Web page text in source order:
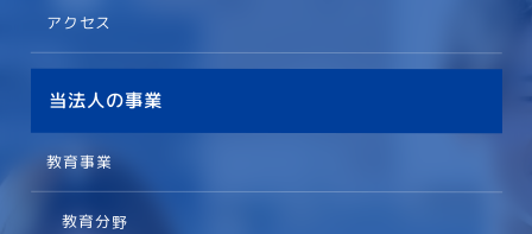
アクセス
当法人の事業
教育事業
教育分野